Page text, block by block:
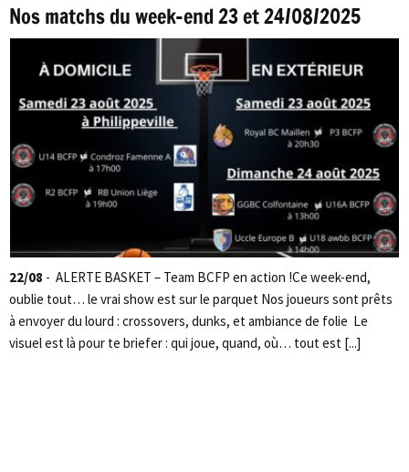
Nos matchs du week-end 23 et 24/08/2025
22/08 - ALERTE BASKET – Team BCFP en action !Ce week-end,
oublie tout… le vrai show est sur le parquet Nos joueurs sont prêts
à envoyer du lourd : crossovers, dunks, et ambiance de folie Le
visuel est là pour te briefer : qui joue, quand, où… tout est [...]